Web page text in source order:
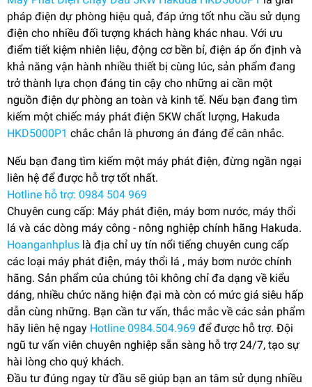
pháp điện dự phòng hiệu quả, đáp ứng tốt nhu cầu sử dụng
điện cho nhiều đối tượng khách hàng khác nhau. Với ưu
điểm tiết kiệm nhiên liệu, động cơ bền bỉ, điện áp ổn định và
khả năng vận hành nhiều thiết bị cùng lúc, sản phẩm đang
trở thành lựa chọn đáng tin cậy cho những ai cần một
nguồn điện dự phòng an toàn và kinh tế. Nếu bạn đang tìm
kiếm một chiếc máy phát điện 5KW chất lượng, Hakuda
HKD5000P1 chắc chắn là phương án đáng để cân nhắc.
Nếu bạn đang tìm kiếm một máy phát điện, đừng ngần ngại
liên hệ để được hỗ trợ tốt nhất.
Hotline hỗ trợ: 0984 504 969
Chuyên cung cấp: Máy phát điện, máy bơm nước, máy thổi
lá và các dòng máy công - nông nghiệp chính hãng Hakuda.
Hoanganhplus là địa chỉ uy tín nổi tiếng chuyên cung cấp
các loại máy phát điện, máy thổi lá , máy bơm nước chính
hãng. Sản phẩm của chúng tôi không chỉ đa dạng về kiểu
dáng, nhiều chức năng hiện đại mà còn có mức giá siêu hấp
dẫn cùng những. Bạn cần tư vấn, thắc mắc về các sản phẩm
hãy liên hệ ngay Hotline 0984.504.969 để được hỗ trợ. Đội
ngũ tư vấn viên chuyên nghiệp sẵn sàng hỗ trợ 24/7, tạo sự
hài lòng cho quý khách.
Đầu tư đúng ngay từ đầu sẽ giúp bạn an tâm sử dụng nhiều